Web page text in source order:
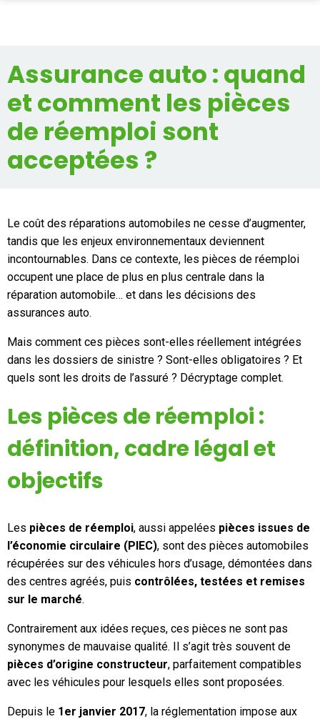
Total 0,00 €
Acheter
ENLÈVEMENT EPAVE
ALLO CASSE AUTO
SUR PLACE
PRO
CONTACT
Aide
Appelez-nous
01 60 48 23 09
Assurance auto : quand
et comment les pièces
de réemploi sont
acceptées ?
Le coût des réparations automobiles ne cesse d’augmenter,
tandis que les enjeux environnementaux deviennent
incontournables. Dans ce contexte, les pièces de réemploi
occupent une place de plus en plus centrale dans la
réparation automobile… et dans les décisions des
assurances auto.
Mais comment ces pièces sont-elles réellement intégrées
dans les dossiers de sinistre ? Sont-elles obligatoires ? Et
quels sont les droits de l’assuré ? Décryptage complet.
Les pièces de réemploi :
définition, cadre légal et
objectifs
Les pièces de réemploi, aussi appelées pièces issues de
l’économie circulaire (PIEC), sont des pièces automobiles
récupérées sur des véhicules hors d’usage, démontées dans
des centres agréés, puis contrôlées, testées et remises
sur le marché.
Contrairement aux idées reçues, ces pièces ne sont pas
synonymes de mauvaise qualité. Il s’agit très souvent de
pièces d’origine constructeur, parfaitement compatibles
avec les véhicules pour lesquels elles sont proposées.
Depuis le 1er janvier 2017, la réglementation impose aux